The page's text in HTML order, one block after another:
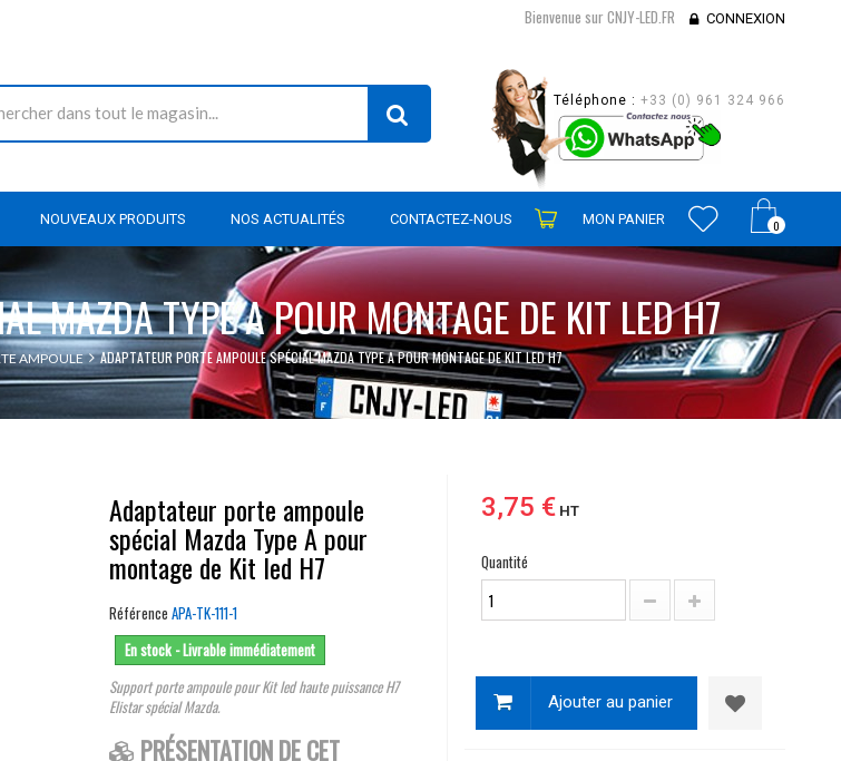
Bienvenue sur CNJY-LED.FR CONNEXION
Téléphone : +33 (0) 961 324 966
0
NOUVEAUX PRODUITS NOS ACTUALITÉS CONTACTEZ-NOUS MON PANIER
MAZDA TYPE A POUR MONTAGE DE KIT LED H7
AMPOULE ADAPTATEUR PORTE AMPOULE SPÉCIAL MAZDA TYPE A POUR MONTAGE DE KIT LED H7
Adaptateur porte ampoule
spécial Mazda Type A pour
montage de Kit led H7
Référence APA-TK-111-1
En stock - Livrable immédiatement
Support porte ampoule pour Kit led haute puissance H7
Elistar spécial Mazda.
PRÉSENTATION DE CET
3,75 €HT
Quantité
Ajouter au panier